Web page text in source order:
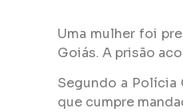
Uma mulher foi
Goiás. A prisão
Segundo a Polícia
que cumpre